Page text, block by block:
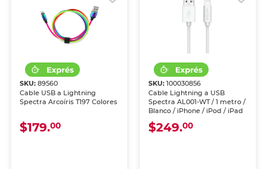
SKU:89560
Cable USB a Lightning
Spectra Arcoíris T197 Colores
$179.00
SKU: 100030856
Cable Lightning a USB
Spectra AL001-WT / 1 metro /
Blanco / iPhone / iPod / iPad
$249.00